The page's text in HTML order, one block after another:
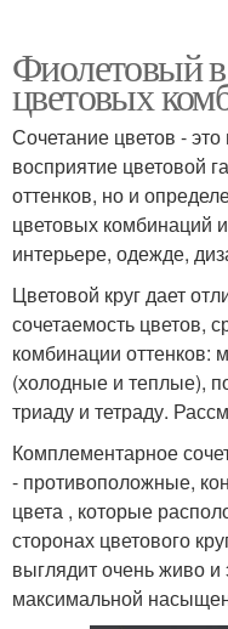
Фиолетовый
цветовых
Сочетание цветов -
восприятие цветовой
оттенков, но и
цветовых комбинаций
интерьере, одежде,
Цветовой круг дает
сочетаемость цветов,
комбинации
(холодные и теплые),
триаду и тетраду.
Комплементарное
- противоположные,
цвета , которые
сторонах цветового
выглядит очень живо и
максимальной